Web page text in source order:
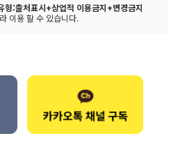
형:출처표시+상업적 이용금지+변경금지
이용 할 수 있습니다.